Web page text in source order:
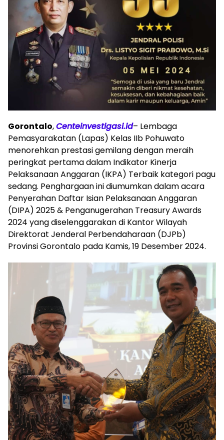
Gorontalo,Centeinvestigasi.id– Lembaga
Pemasyarakatan (Lapas) Kelas IIb Pohuwato
menorehkan prestasi gemilang dengan meraih
peringkat pertama dalam Indikator Kinerja
Pelaksanaan Anggaran (IKPA) Terbaik kategori pagu
sedang. Penghargaan ini diumumkan dalam acara
Penyerahan Daftar Isian Pelaksanaan Anggaran
(DIPA) 2025 & Penganugerahan Treasury Awards
2024 yang diselenggarakan di Kantor Wilayah
Direktorat Jenderal Perbendaharaan (DJPb)
Provinsi Gorontalo pada Kamis, 19 Desember 2024.